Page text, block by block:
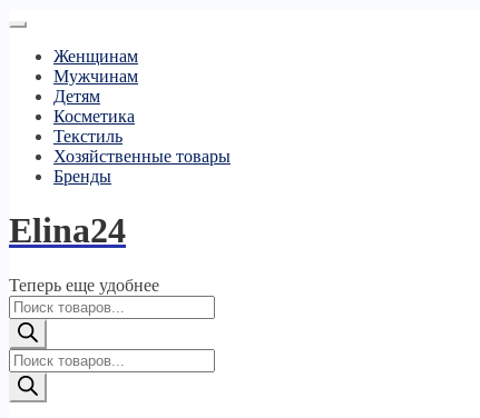
Женщинам
Мужчинам
Детям
Косметика
Текстиль
Хозяйственные товары
Бренды
Elina24
Теперь еще удобнее
Поиск
товаров
Поиск
товаров